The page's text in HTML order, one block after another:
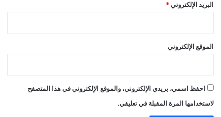
البريد الإلكتروني *
الموقع الإلكتروني
احفظ اسمي، بريدي الإلكتروني، والموقع الإلكتروني في هذا المتصفح
لاستخدامها المرة المقبلة في تعليقي.